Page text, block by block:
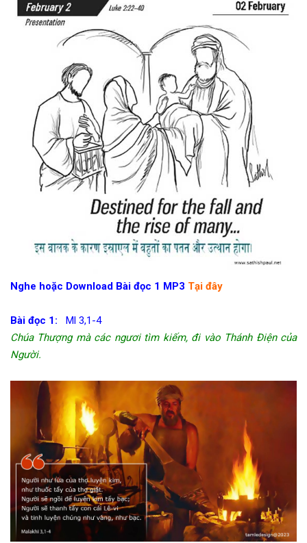
Nghe hoặc Download Bài đọc 1 MP3 Tại đây
Bài đọc 1: Ml 3,1-4
Chúa Thượng mà các ngươi tìm kiếm, đi vào Thánh Điện của
Người.